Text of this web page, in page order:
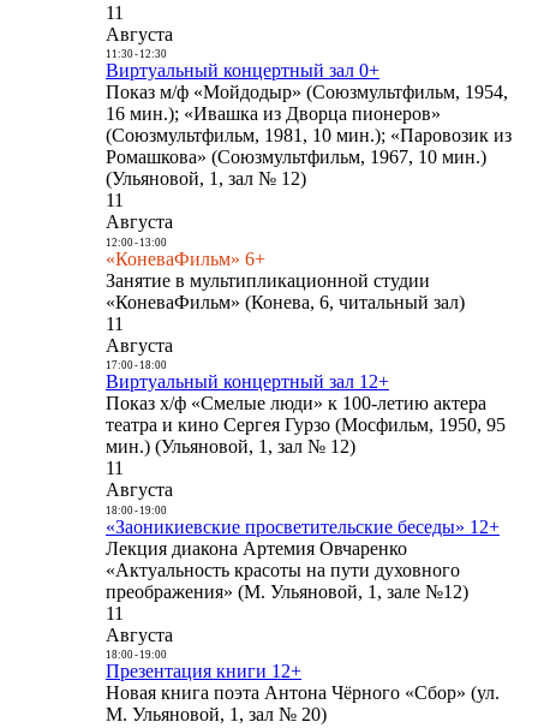
11
Августа
11:30- 12:30
Виртуальный концертный зал 0+
Показ м/ф «Мойдодыр» (Союзмультфильм, 1954,
16 мин.); «Ивашка из Дворца пионеров»
(Союзмультфильм, 1981, 10 мин.); «Паровозик из
Ромашкова» (Союзмультфильм, 1967, 10 мин.)
(Ульяновой, 1, зал № 12)
11
Августа
12:00- 13:00
«КоневаФильм» 6+
Занятие в мультипликационной студии
«КоневаФильм» (Конева, 6, читальный зал)
11
Августа
17:00- 18:00
Виртуальный концертный зал 12+
Показ х/ф «Смелые люди» к 100-летию актера
театра и кино Сергея Гурзо (Мосфильм, 1950, 95
мин.) (Ульяновой, 1, зал № 12)
11
Августа
18:00- 19:00
«Заоникиевские просветительские беседы» 12+
Лекция диакона Артемия Овчаренко
«Актуальность красоты на пути духовного
преображения» (М. Ульяновой, 1, зале №12)
11
Августа
18:00- 19:00
Презентация книги 12+
Новая книга поэта Антона Чёрного «Сбор» (ул.
М. Ульяновой, 1, зал № 20)